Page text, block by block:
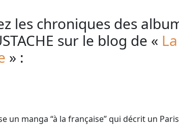
les chroniques des
sur le blog de «
» :
un manga “à la française” qui décrit un